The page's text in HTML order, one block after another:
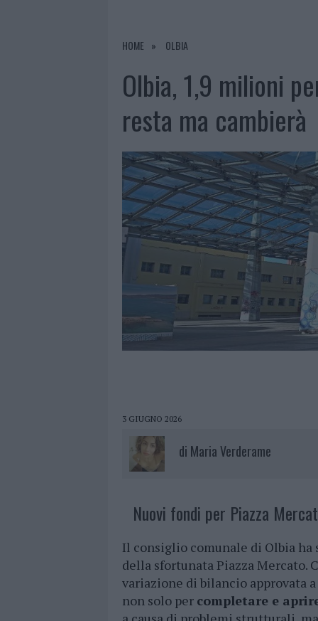
7 AGOSTO 2026
6 AGOSTO 2026
INCENDI, A SAN PASQUALE
HOME OLBIA
Olbia, 1,9 milioni
resta ma cambierà
3 GIUGNO 2026
di Maria Verderame
Nuovi fondi per Piazza
Il consiglio comunale di Olbia ha
della sfortunata Piazza Mercato.
variazione di bilancio approvata
non solo per completare e